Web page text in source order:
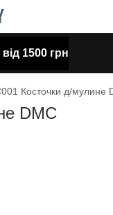
1500 грн
Косточки д/мулине
DMC